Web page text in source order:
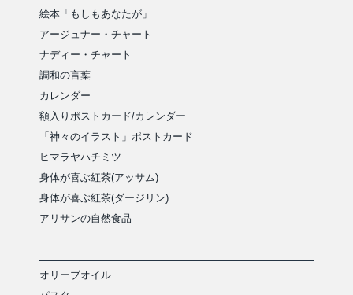
絵本「もしもあなたが」
アージュナー・チャート
ナディー・チャート
調和の言葉
カレンダー
額入りポストカード/カレンダー
「神々のイラスト」ポストカード
ヒマラヤハチミツ
身体が喜ぶ紅茶(アッサム)
身体が喜ぶ紅茶(ダージリン)
アリサンの自然食品
オリーブオイル